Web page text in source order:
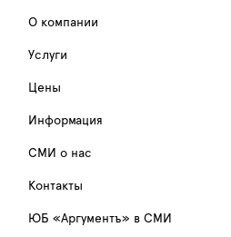
О компании
Услуги
Цены
Информация
СМИ о нас
Контакты
ЮБ «Аргументъ» в СМИ